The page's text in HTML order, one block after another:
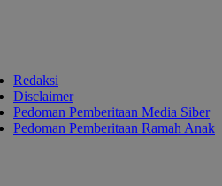
Redaksi
Disclaimer
Pedoman Pemberitaan Media Siber
Pedoman Pemberitaan Ramah Anak